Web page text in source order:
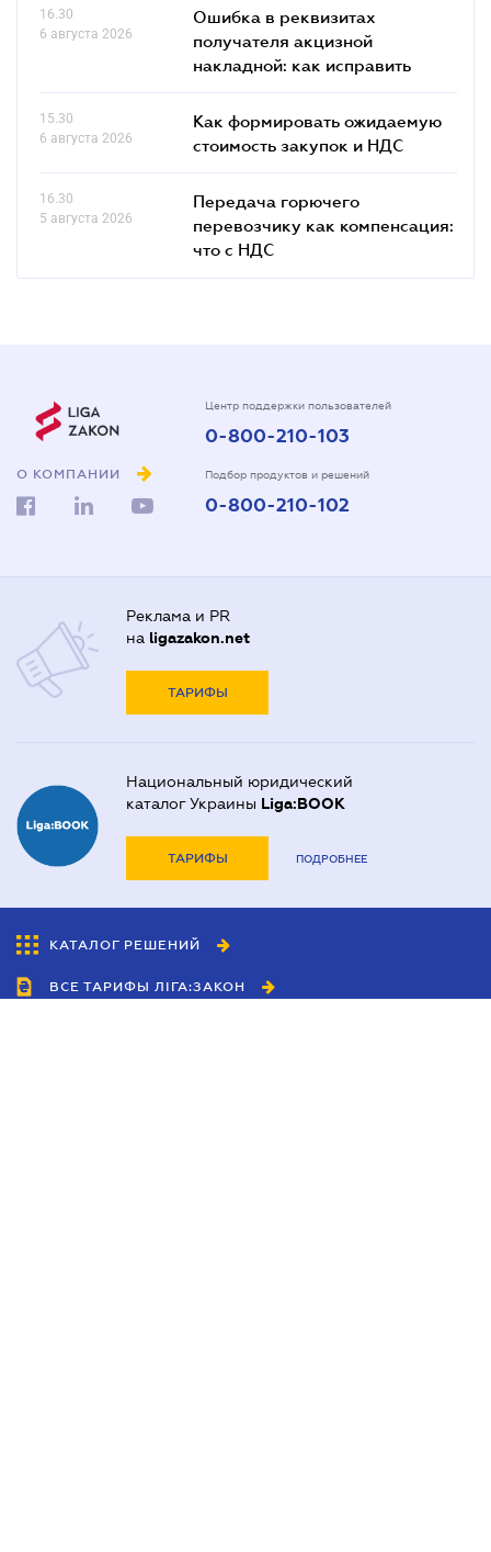
16.30
6 августа 2026
Ошибка в реквизитах
получателя акцизной
накладной: как исправить
15.30
6 августа 2026
Как формировать ожидаемую
стоимость закупок и НДС
16.30
5 августа 2026
Передача горючего
перевозчику как компенсация:
что с НДС
О КОМПАНИИ
Центр поддержки пользователей
0-800-210-103
Подбор продуктов и решений
0-800-210-102
Реклама и PR
на ligazakon.net
ТАРИФЫ
Национальный юридический
каталог Украины Liga:BOOK
ТАРИФЫ ПОДРОБНЕЕ
КАТАЛОГ РЕШЕНИЙ
ВСЕ ТАРИФЫ ЛІГА:ЗАКОН